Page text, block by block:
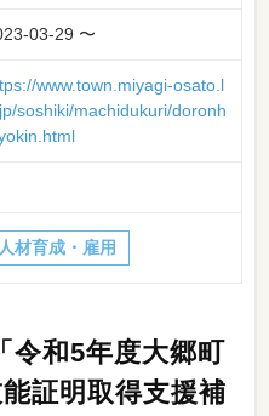
03-29 〜
www.town.miyagi-osato.l
soshiki/machidukuri/doronh
人材育成・雇用
令和5年度大郷町
証明取得支援補